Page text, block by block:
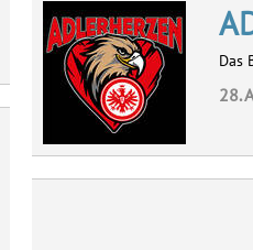
Das
28.